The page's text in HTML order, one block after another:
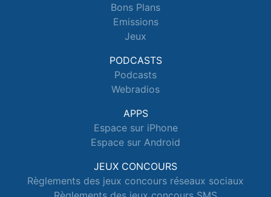
Bons Plans
Emissions
Jeux
PODCASTS
Podcasts
Webradios
APPS
Espace sur iPhone
Espace sur Android
JEUX CONCOURS
Règlements des jeux concours réseaux sociaux